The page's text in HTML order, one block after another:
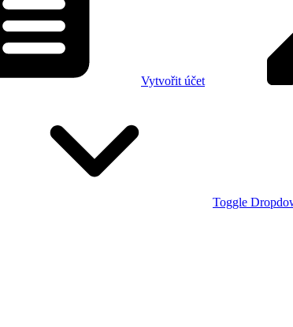
Vytvořit účet
Toggle